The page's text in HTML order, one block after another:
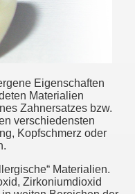
Eigenschaften
Materialien
Zahnersatzes bzw.
verschiedensten
Kopfschmerz oder
Materialien.
Zirkoniumdioxid